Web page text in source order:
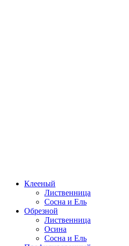
Клееный
Лиственница
Сосна и Ель
Обрезной
Лиственница
Осина
Сосна и Ель